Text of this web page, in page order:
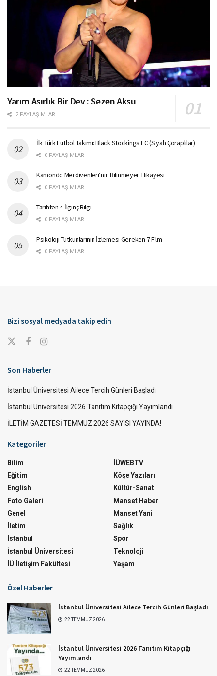
Yarım Asırlık Bir Dev : Sezen Aksu
2 PAYLAŞIMLAR
İlk Türk Futbol Takımı: Black Stockings FC (Siyah Çoraplılar)
0 PAYLAŞIMLAR
Kamondo Merdivenleri’nin Bilinmeyen Hikayesi
0 PAYLAŞIMLAR
Tarihten 4 İlginç Bilgi
0 PAYLAŞIMLAR
Psikoloji Tutkunlarının İzlemesi Gereken 7 Film
0 PAYLAŞIMLAR
Bizi sosyal medyada takip edin
Son Haberler
İstanbul Üniversitesi Ailece Tercih Günleri Başladı
İstanbul Üniversitesi 2026 Tanıtım Kitapçığı Yayımlandı
İLETİM GAZETESİ TEMMUZ 2026 SAYISI YAYINDA!
Kategoriler
Bilim
Eğitim
English
Foto Galeri
Genel
İletim
İstanbul
İstanbul Üniversitesi
İÜ İletişim Fakültesi
İÜWEBTV
Köşe Yazıları
Kültür-Sanat
Manset Haber
Manset Yani
Sağlık
Spor
Teknoloji
Yaşam
Özel Haberler
İstanbul Üniversitesi Ailece Tercih Günleri Başladı
22 TEMMUZ 2026
İstanbul Üniversitesi 2026 Tanıtım Kitapçığı
Yayımlandı
22 TEMMUZ 2026